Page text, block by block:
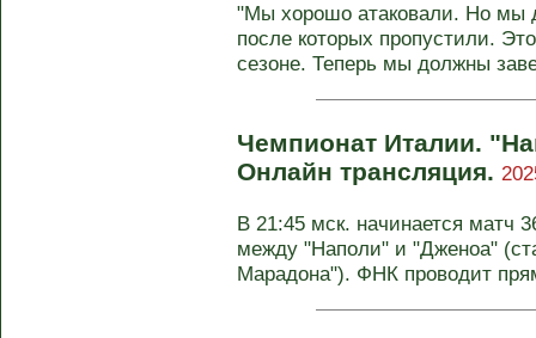
"Мы хорошо атаковали. Но мы
после которых пропустили.
сезоне. Теперь мы должны
Чемпионат Италии.
Онлайн трансляция.
В 21:45 мск. начинается матч
между "Наполи" и "Дженоа"
Марадона"). ФНК проводит